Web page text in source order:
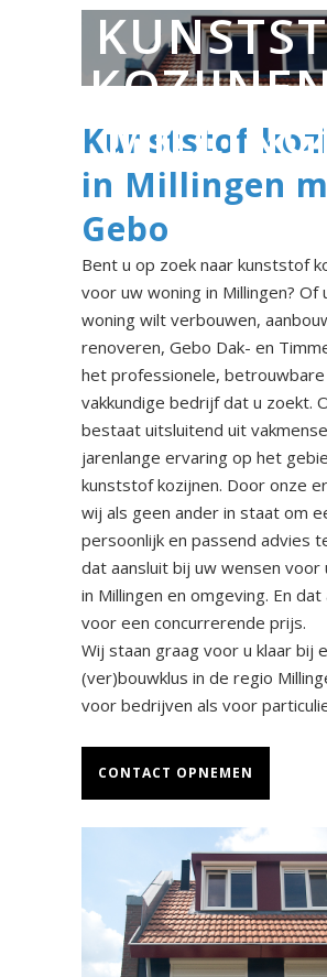
Kunststof
in Millingen
Gebo
Bent u op zoek naar kunststof
voor uw woning in Millingen? Of
woning wilt verbouwen,
renoveren, Gebo Dak- en
het professionele, betrouwbare
vakkundige bedrijf dat u zoekt.
bestaat uitsluitend uit
jarenlange ervaring op het
kunststof kozijnen. Door onze
wij als geen ander in staat om
persoonlijk en passend advies
dat aansluit bij uw wensen voor
in Millingen en omgeving. En dat
voor een concurrerende prijs.
Wij staan graag voor u klaar bij
(ver)bouwklus in de regio
voor bedrijven als voor
CONTACT OPNEMEN